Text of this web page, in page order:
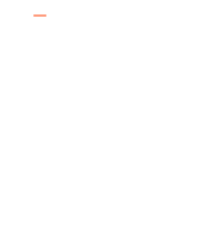
ー